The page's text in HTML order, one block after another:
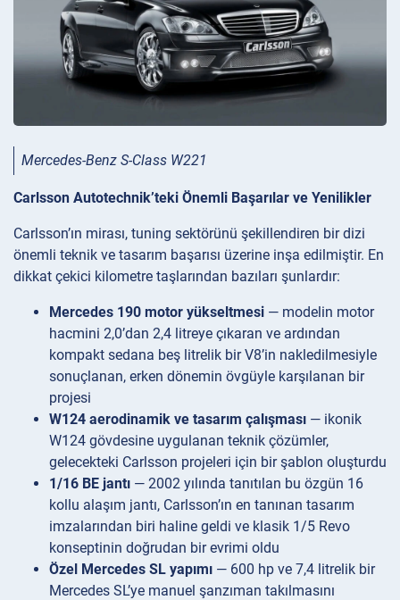
Mercedes-Benz S-Class W221
Carlsson Autotechnik’teki Önemli Başarılar ve Yenilikler
Carlsson’ın mirası, tuning sektörünü şekillendiren bir dizi
önemli teknik ve tasarım başarısı üzerine inşa edilmiştir. En
dikkat çekici kilometre taşlarından bazıları şunlardır:
Mercedes 190 motor yükseltmesi — modelin motor
hacmini 2,0’dan 2,4 litreye çıkaran ve ardından
kompakt sedana beş litrelik bir V8’in nakledilmesiyle
sonuçlanan, erken dönemin övgüyle karşılanan bir
projesi
W124 aerodinamik ve tasarım çalışması — ikonik
W124 gövdesine uygulanan teknik çözümler,
gelecekteki Carlsson projeleri için bir şablon oluşturdu
1/16 BE jantı — 2002 yılında tanıtılan bu özgün 16
kollu alaşım jantı, Carlsson’ın en tanınan tasarım
imzalarından biri haline geldi ve klasik 1/5 Revo
konseptinin doğrudan bir evrimi oldu
Özel Mercedes SL yapımı — 600 hp ve 7,4 litrelik bir
Mercedes SL’ye manuel şanzıman takılmasını